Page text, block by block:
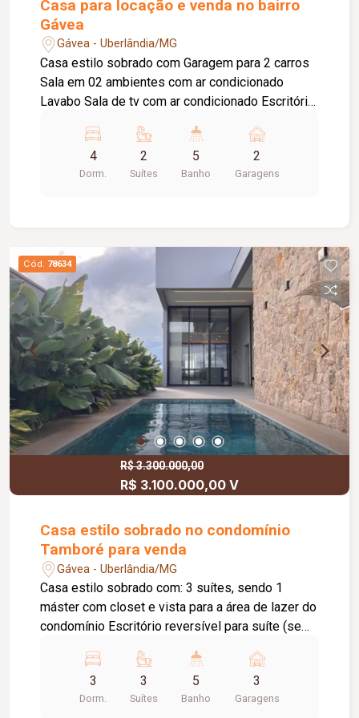
Casa para locação e venda no bairro
Gávea
Gávea - Uberlândia/MG
Casa estilo sobrado com Garagem para 2 carros
Sala em 02 ambientes com ar condicionado
Lavabo Sala de tv com ar condicionado Escritório
com churrasqueira Banheiro completo que atende
a área externa Piscina aquecida com iluminação
Casa de máquina Quarto de despensa Piso
portaria 24h, academia, piscina, quadras de areia,
quadra de tênis, playground, salão de festa
4
Dorm.
2
Suítes
5
Banho
2
Garagens
Cód. 78634
R$ 3.300.000,00
R$ 3.100.000,00 V
Casa estilo sobrado no condomínio
Tamboré para venda
Gávea - Uberlândia/MG
Casa estilo sobrado com: 3 suítes, sendo 1
máster com closet e vista para a área de lazer do
condomínio Escritório reversível para suíte (se
rebaixado em gesso e linda vista para o pôr do
sol Cozinha Gourmet com churrasqueira à carvão
Piscina com cascata e ducha Banheiro Social
3
Dorm.
3
Suítes
5
Banho
3
Garagens